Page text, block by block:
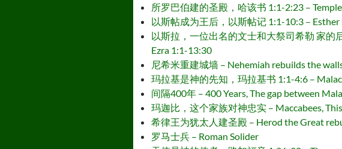
所罗巴伯建的圣殿，哈该书 1:1-2:23 –
以斯帖成为王后，以斯帖记 1:1-10:3 –
以斯拉，一位出名的文士和大祭司希勒 家的
Ezra 1:1-13:30
尼希米重建城墙 – Nehemiah rebuilds the
玛拉基是神的先知，玛拉基书 1:1-4:6 –
间隔400年 – 400 Years, The gap between
玛迦比，这个家族对神忠实 – Maccabees,
希律王为犹太人建圣殿 – Herod the Great
罗马士兵 – Roman Solider